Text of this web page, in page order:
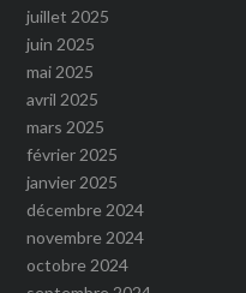
juillet 2025
juin 2025
mai 2025
avril 2025
mars 2025
février 2025
janvier 2025
décembre 2024
novembre 2024
octobre 2024